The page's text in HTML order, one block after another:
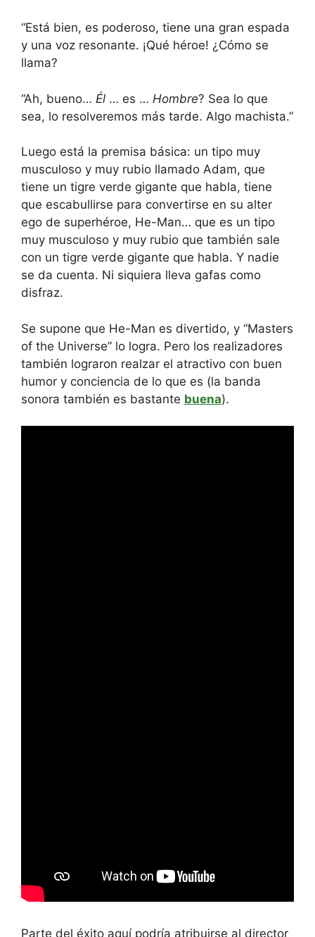
“Está bien, es poderoso, tiene una gran espada
y una voz resonante. ¡Qué héroe! ¿Cómo se
llama?
“Ah, bueno… Él … es … Hombre? Sea lo que
sea, lo resolveremos más tarde. Algo machista.”
Luego está la premisa básica: un tipo muy
musculoso y muy rubio llamado Adam, que
tiene un tigre verde gigante que habla, tiene
que escabullirse para convertirse en su alter
ego de superhéroe, He-Man… que es un tipo
muy musculoso y muy rubio que también sale
con un tigre verde gigante que habla. Y nadie
se da cuenta. Ni siquiera lleva gafas como
disfraz.
Se supone que He-Man es divertido, y “Masters
of the Universe” lo logra. Pero los realizadores
también lograron realzar el atractivo con buen
humor y conciencia de lo que es (la banda
sonora también es bastante buena).
Parte del éxito aquí podría atribuirse al director